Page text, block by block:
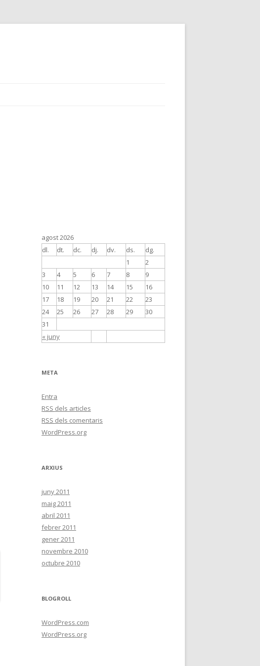
agost 2026
dl.
dt. dc. dj. dv. ds. dg.
« juny
1
2
3
4 5 6 7 8
9
10
11 12 13 14 15
16
17
18 19 20 21 22
23
24
25 26 27 28 29
30
31
META
Entra
RSS dels articles
RSS dels comentaris
WordPress.org
ARXIUS
juny 2011
maig 2011
abril 2011
febrer 2011
gener 2011
novembre 2010
octubre 2010
BLOGROLL
WordPress.com
WordPress.org